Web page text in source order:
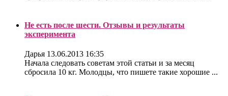
Не есть после шести. Отзывы и результаты
эксперимента
Дарья 13.06.2013 16:35
Начала следовать советам этой статьи и за месяц
сбросила 10 кг. Молодцы, что пишете такие хорошие ...